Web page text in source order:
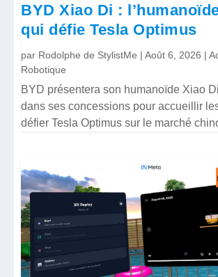
BYD Xiao Di :
qui défie Tesla Optimus
par Rodolphe de StylistMe |Août 6, 2026 |
Robotique
BYD présentera son humanoïde Xiao
dans ses concessions pour accueillir
défier Tesla Optimus sur le marché